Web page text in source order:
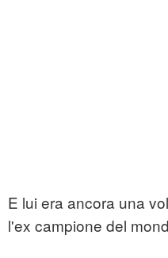
E lui era ancora una
l'ex campione del